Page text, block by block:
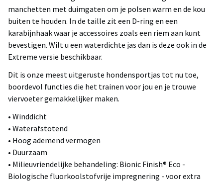
manchetten met duimgaten om je polsen warm en de kou
buiten te houden. In de taille zit een D-ring en een
karabijnhaak waar je accessoires zoals een riem aan kunt
bevestigen. Wilt u een waterdichte jas dan is deze ook in de
Extreme versie beschikbaar.
Dit is onze meest uitgeruste hondensportjas tot nu toe,
boordevol functies die het trainen voor jou en je trouwe
viervoeter gemakkelijker maken.
• Winddicht
• Waterafstotend
• Hoog ademend vermogen
• Duurzaam
• Milieuvriendelijke behandeling: Bionic Finish® Eco -
Biologische fluorkoolstofvrije impregnering - voor extra